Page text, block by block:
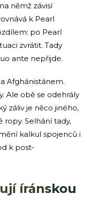
němž závisí
k Pearl
po Pearl
zvrátit. Tady
ante nepřijde.
Afghánistánem.
Ale obě se odehrály
záliv je něco jiného,
Selhání tady,
kalkul spojenců i
k post-
íránskou